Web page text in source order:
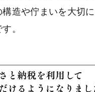
構造や佇まいを大切
。